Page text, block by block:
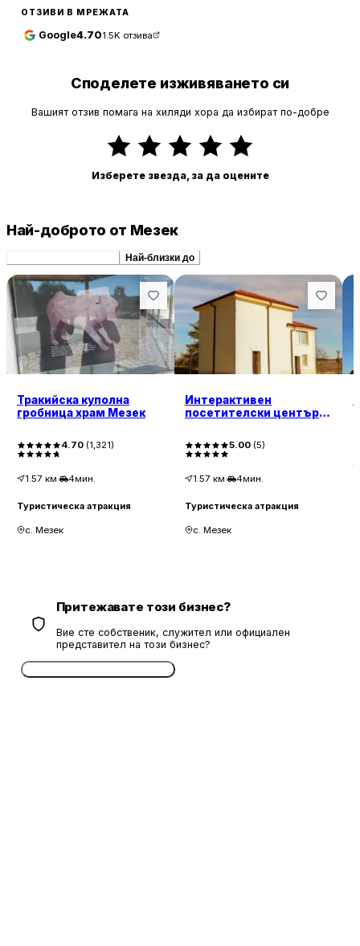
ОТЗИВИ В МРЕЖАТА
Google4.701.5K отзива
Споделете изживяването си
Вашият отзив помага на хиляди хора да избират по-добре
Изберете звезда, за да оцените
Най-доброто от Мезек
Най-близки до
Тракийска куполна
гробница храм Мезек
4.70 (1,321)
1.57 км· 4мин.
Туристическа атракция
с. Мезек
Интерактивен
посетителски център -
5.00 (5)
1.57 км· 4мин.
Туристическа атракция
с. Мезек
Притежавате този бизнес?
Вие сте собственик, служител или официален
представител на този бизнес?